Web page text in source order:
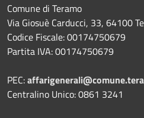
Comune di Teramo
Via Giosuè Carducci, 33, 64100
Codice Fiscale: 00174750679
Partita IVA: 00174750679
PEC:
Centralino Unico: 0861 3241